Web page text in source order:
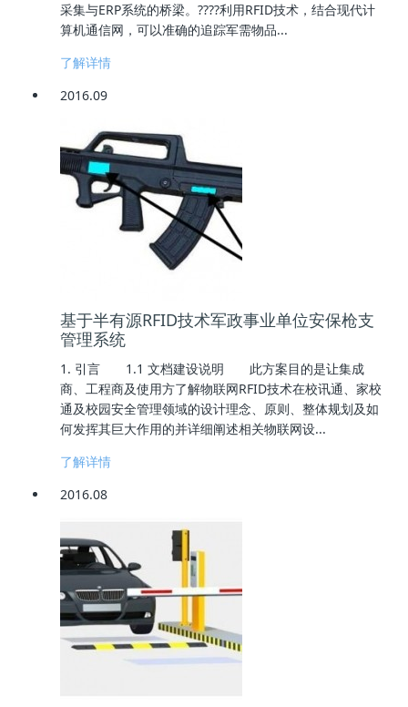
采集与ERP系统的桥梁。????利用RFID技术，结合现代计
算机通信网，可以准确的追踪军需物品...
了解详情
2016.09
基于半有源RFID技术军政事业单位安保枪支
管理系统
1. 引言 1.1 文档建设说明 此方案目的是让集成
商、工程商及使用方了解物联网RFID技术在校讯通、家校
通及校园安全管理领域的设计理念、原则、整体规划及如
何发挥其巨大作用的并详细阐述相关物联网设...
了解详情
2016.08